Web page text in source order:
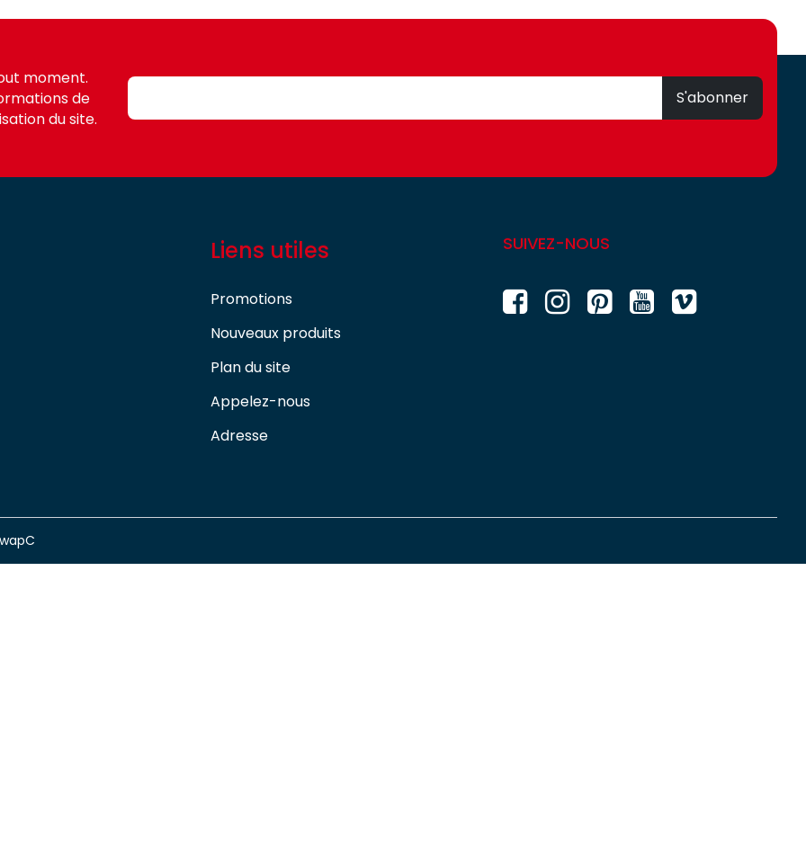
moment.
de
du site.
S'abonner
Liens utiles
Promotions
Nouveaux produits
Plan du site
Appelez-nous
Adresse
SUIVEZ-NOUS